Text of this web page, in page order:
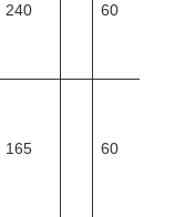
240 60
165 60